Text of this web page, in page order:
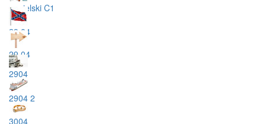
angielski C1
29.04
29.04
2904
2904 2
3004